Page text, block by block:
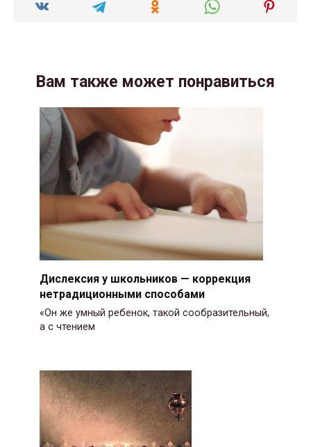
Вам также может понравиться
Дислексия у школьников — коррекция
нетрадиционными способами
«Он же умный ребенок, такой сообразительный,
а с чтением